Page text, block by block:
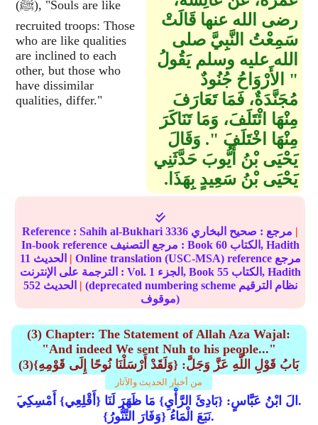
(ﷺ), "Souls are like
recruited troops: Those
who are like qualities
are inclined to each
other, but those who
have dissimilar
qualities, differ."
رضى الله عنها قَالَتْ
سَمِعْتُ النَّبِيَّ صلى
الله عليه وسلم يَقُولُ ‏
"‏ الأَرْوَاحُ جُنُودٌ
مُجَنَّدَةٌ، فَمَا تَعَارَفَ
مِنْهَا ائْتَلَفَ، وَمَا تَنَاكَرَ
مِنْهَا اخْتَلَفَ ‏"‏‏.‏ وَقَالَ
يَحْيَى بْنُ أَيُّوبَ حَدَّثَنِي
يَحْيَى بْنُ سَعِيدٍ بِهَذَا‏.‏
Reference :Sahih al-Bukhari 3336 مرجع : صحيح البخاري
|
In-book reference مرجع التصنيف : Book 60
الكتاب, Hadith
11
| Online translation (USC-MSA) reference مرجع
الترجمة على الإنترنت : Vol. 1 الجزء, Book 55
الكتاب, Hadith
552
| (deprecated numbering scheme نظام الترقيم
موقوف)
(3) Chapter: The Statement of Allah Aza Wajal:
"And indeed We sent Nuh to his people..."
(3)بَابُ قَوْلِ اللَّهِ عَزَّ وَجَلَّ: {وَلَقَدْ أَرْسَلْنَا نُوحًا إِلَى قَوْمِهِ}
من أخبار الحديث والآثار
َالَ ابْنُ عَبَّاسٍ: {بَادِئَ الرَّأْيِ} مَا ظَهَرَ لَنَا {أَقْلِعِي} أَمْسِكِي.
{وَفَارَ التَّنُّورُ} نَبَعَ الْمَاءُ.